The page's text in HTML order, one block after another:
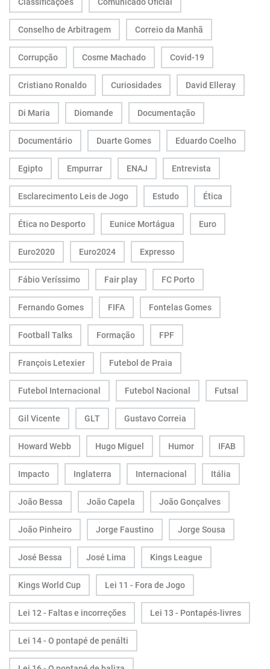
Conselho de Arbitragem Correio da Manhã
Corrupção Cosme Machado Covid-19
Cristiano Ronaldo Curiosidades David Elleray
Di Maria Diomande Documentação
Documentário Duarte Gomes Eduardo Coelho
Egipto Empurrar ENAJ Entrevista
Esclarecimento Leis de Jogo Estudo Ética
Ética no Desporto Eunice Mortágua Euro
Euro2020 Euro2024 Expresso
Fábio Veríssimo Fair play FC Porto
Fernando Gomes FIFA Fontelas Gomes
Football Talks Formação FPF
François Letexier Futebol de Praia
Futebol Internacional Futebol Nacional Futsal
Gil Vicente GLT Gustavo Correia
Howard Webb Hugo Miguel Humor IFAB
Impacto Inglaterra Internacional Itália
João Bessa João Capela João Gonçalves
João Pinheiro Jorge Faustino Jorge Sousa
José Bessa José Lima Kings League
Kings World Cup Lei 11 - Fora de Jogo
Lei 12 - Faltas e incorreções Lei 13 - Pontapés-livres
Lei 14 - O pontapé de penálti